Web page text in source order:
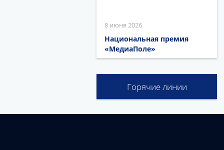
8 июня 2026
Национальная премия
«МедиаПоле»
Горячие линии